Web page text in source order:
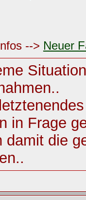
--> Neuer
in Frage
damit die